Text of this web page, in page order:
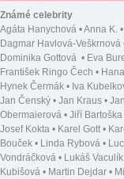
Známé celebrity
Agáta Hanychová •Anna K. •
Dagmar Havlová-Veškrnová
Dominika Gottová • Eva
František Ringo Čech •
Hynek Čermák • Iva
Jan Čenský • Jan Kraus •
Obermaierová • Jiří Bartoška
Josef Kokta • Karel Gott •
Bouček • Linda Rybová •
Vondráčková • Lukáš Vaculík
Kubišová • Martin Dejdar •